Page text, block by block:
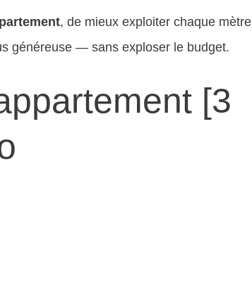
, de mieux exploiter chaque mètre
généreuse — sans exploser le budget.
[3